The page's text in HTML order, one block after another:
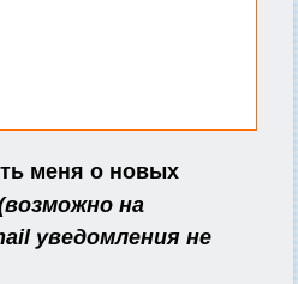
меня о новых
на
уведомления не